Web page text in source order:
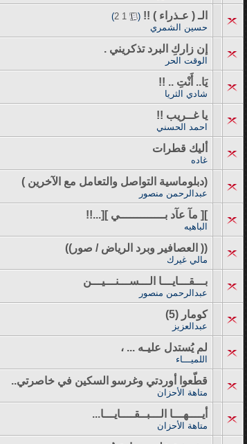
الـ ( عـذراء ) !! (
1
2
)
حسين الشمري
إن زاركِ البرد تذكريني .
الوقت الحر
يَا.. أَنْتِ .. !!
شادي الثريا
يا غــريب !!
احمد الحسني
أليك قطرات
غاده
(دبلوماسية التواصل والتعامل مع الآخرين )
عبدالرحمن منصور
][ مآ عآد بـــــــــــــي ][...!!
الباهيه
(( العصافير وبرد الرياض / صور))
مالي غيرك
بـــقـــايـــا الـــســـنـــيـــن
عبدالرحمن منصور
كومار (5)
عبدالعزيز
لم يُستدل عليـه ... ،
اللميـــاء
قطّعوا أوردتي وغرسو السكين في خاصرتي..
متاهة الأحزان
أيــــهـــا الـــبــقــــايـــا...
متاهة الأحزان